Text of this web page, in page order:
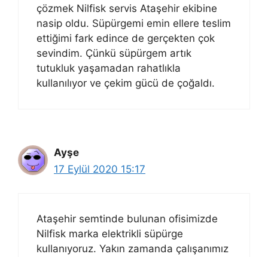
çözmek Nilfisk servis Ataşehir ekibine
nasip oldu. Süpürgemi emin ellere teslim
ettiğimi fark edince de gerçekten çok
sevindim. Çünkü süpürgem artık
tutukluk yaşamadan rahatlıkla
kullanılıyor ve çekim gücü de çoğaldı.
Ayşe
17 Eylül 2020 15:17
Ataşehir semtinde bulunan ofisimizde
Nilfisk marka elektrikli süpürge
kullanıyoruz. Yakın zamanda çalışanımız